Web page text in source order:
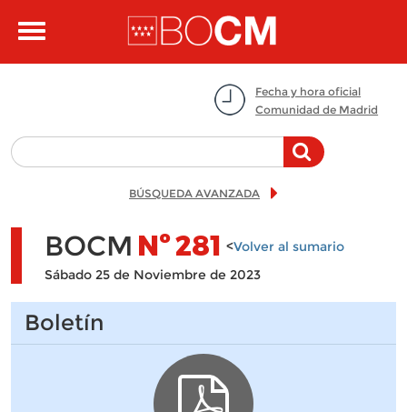
Toggle
Fecha y hora oficial
Comunidad de Madrid
BÚSQUEDA AVANZADA
BOCM Nº281 <Volver al sumario
Sábado 25 de Noviembre de 2023
Boletín